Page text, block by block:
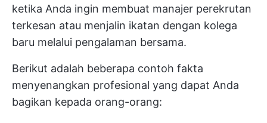
ketika Anda ingin membuat manajer perekrutan
terkesan atau menjalin ikatan dengan kolega
baru melalui pengalaman bersama.
Berikut adalah beberapa contoh fakta
menyenangkan profesional yang dapat Anda
bagikan kepada orang-orang: